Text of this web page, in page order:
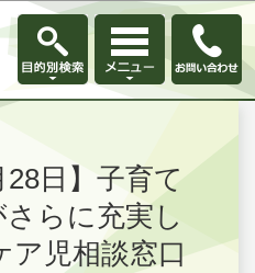
の本文へ移動
28日】子育て
らに充実し
ア児相談窓口